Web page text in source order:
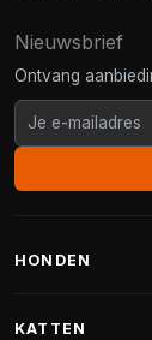
Nieuwsbrief
Ontvang
HONDEN
KATTEN